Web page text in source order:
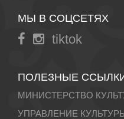
МЫ В СОЦСЕТЯХ
tiktok
ПОЛЕЗНЫЕ
МИНИСТЕРСТВО
УПРАВЛЕНИЕ